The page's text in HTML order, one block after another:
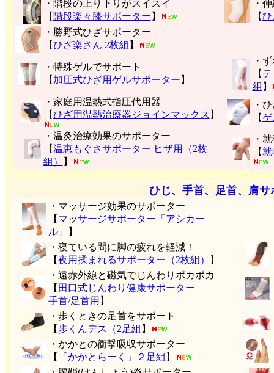
・階段の上り下りがスイスイ
【 階段楽々膝サポーター 】
・
【ひ
・勝野式ひざサポーター
【ひざ楽さん 2枚組 】
・特殊ゲルでサポート
【 加圧式ひざ用ゲルサポーター 】
・
【
組 】
・家庭用温熱式指圧代用器
【ひざ用温熱治療器ジョインマックス 】
・
【ゲ
・温灸治療効果のサポーター
【温恵もぐさサポーター ヒザ用（2枚
組）
】
・
【
ひじ、手首、足首、肩サ
・マッサージ効果のサポーター
【 マッサージサポーター「アシカー
ル」
】
・寝ている間に脚の疲れを軽減！
【夜用揉まれるサポーター（2枚組） 】
・遠赤外線と磁気でじんわりポカポカ
【 田口式じんわり健康サポーター
手首/足首用 】
・歩くときの足首をサポート
【歩くんデス（2足組 】
・かかとの衝撃吸収サポーター
【
「かかとらーく」２足組 】